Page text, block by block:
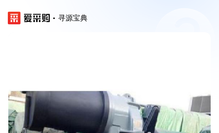
寻源宝典